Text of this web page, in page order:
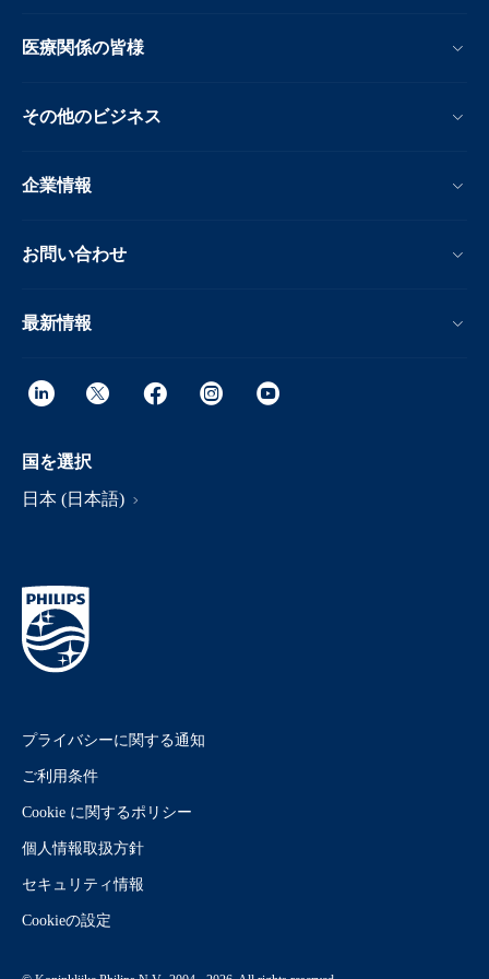
医療関係の皆様
その他のビジネス
企業情報
お問い合わせ
最新情報
国を選択
日本 (日本語)
プライバシーに関する通知
ご利用条件
Cookie に関するポリシー
個人情報取扱方針
セキュリティ情報
Cookieの設定